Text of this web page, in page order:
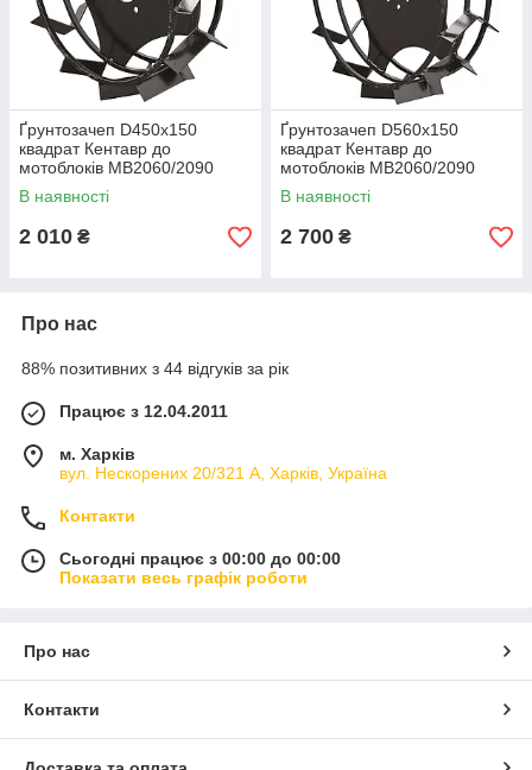
Ґрунтозачеп D450x150
квадрат Кентавр до
мотоблоків МВ2060/2090
В наявності
2 010 ₴
Ґрунтозачеп D560x150
квадрат Кентавр до
мотоблоків МВ2060/2090
В наявності
2 700 ₴
Про нас
88% позитивних з 44 відгуків за рік
Працює з 12.04.2011
м. Харків
вул. Нескорених 20/321 А, Харків, Україна
Контакти
Сьогодні працює з 00:00 до 00:00
Показати весь графік роботи
Про нас
Контакти